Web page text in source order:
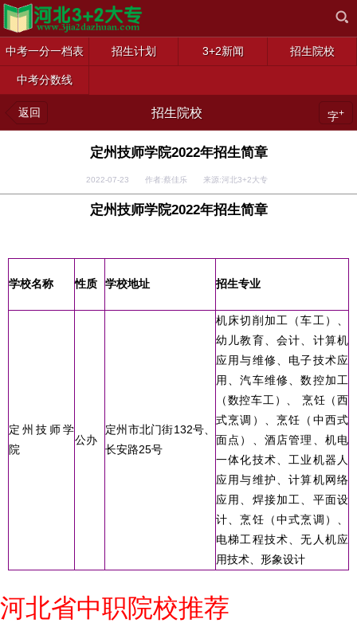
中考一分一档表 招生计划 3+2新闻 招生院校
中考分数线
返回 招生院校 字+
定州技师学院2022年招生简章
2022-07-23 作者:蔡佳乐 来源:河北3+2大专
定州技师学院2022年招生简章
学校名称 性质 学校地址 招生专业
定州技师学
院
公办
定州市北门街132号、
长安路25号
机床切削加工（车工）、
幼儿教育、会计、计算机
应用与维修、电子技术应
用、汽车维修、数控加工
（数控车工）、 烹饪（西
式烹调）、烹饪（中西式
面点）、酒店管理、机电
一体化技术、工业机器人
应用与维护、计算机网络
应用、焊接加工、平面设
计、烹饪（中式烹调）、
电梯工程技术、无人机应
用技术、形象设计
河北省中职院校推荐